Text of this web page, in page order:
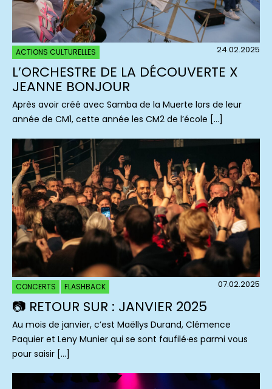
ACTIONS CULTURELLES 24.02.2025
L’ORCHESTRE DE LA DÉCOUVERTE X
JEANNE BONJOUR
Après avoir créé avec Samba de la Muerte lors de leur
année de CM1, cette année les CM2 de l’école […]
CONCERTS FLASHBACK 07.02.2025
📷 RETOUR SUR : JANVIER 2025
Au mois de janvier, c’est Maëllys Durand, Clémence
Paquier et Leny Munier qui se sont faufilé·es parmi vous
pour saisir […]